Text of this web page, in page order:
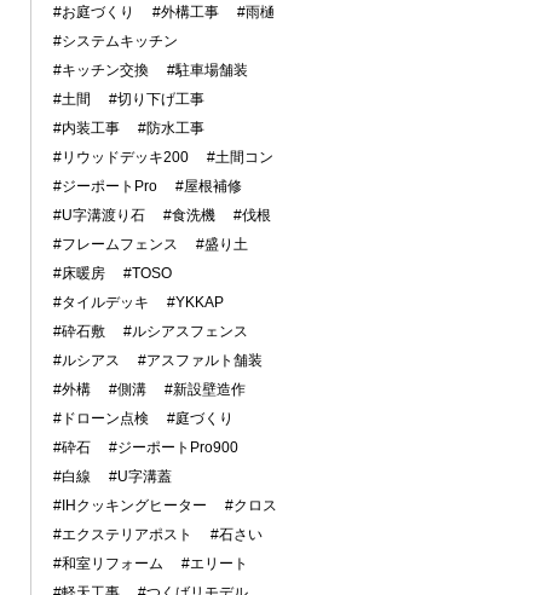
#お庭づくり #外構工事
#雨樋
#システムキッチン
#キッチン交換
#駐車場舗装
#土間
#切り下げ工事
#内装工事
#防水工事
#リウッドデッキ200
#土間コン
#ジーポートPro
#屋根補修
#U字溝渡り石
#食洗機
#伐根
#フレームフェンス
#盛り土
#床暖房
#TOSO
#タイルデッキ
#YKKAP
#砕石敷
#ルシアスフェンス
#ルシアス
#アスファルト舗装
#外構
#側溝
#新設壁造作
#ドローン点検
#庭づくり
#砕石
#ジーポートPro900
#白線
#U字溝蓋
#IHクッキングヒーター
#クロス
#エクステリアポスト
#石さい
#和室リフォーム
#エリート